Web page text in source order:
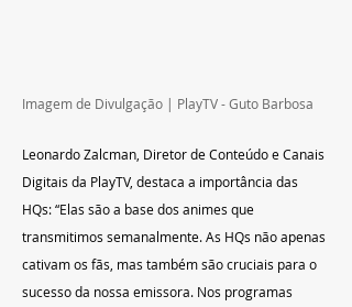
Imagem de Divulgação | PlayTV - Guto Barbosa
Leonardo Zalcman, Diretor de Conteúdo e Canais
Digitais da PlayTV, destaca a importância das
HQs: “Elas são a base dos animes que
transmitimos semanalmente. As HQs não apenas
cativam os fãs, mas também são cruciais para o
sucesso da nossa emissora. Nos programas